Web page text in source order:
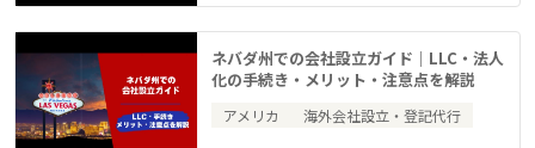
ネバダ州での会社設立ガイド｜LLC・法人
化の手続き・メリット・注意点を解説
アメリカ 海外会社設立・登記代行